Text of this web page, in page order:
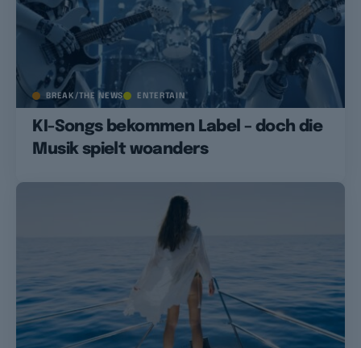
BREAK/THE NEWS ENTERTAIN
KI-Songs bekommen Label – doch die
Musik spielt woanders